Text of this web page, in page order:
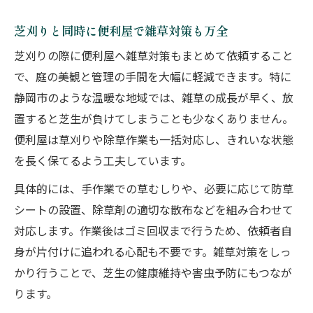
芝刈りと同時に便利屋で雑草対策も万全
芝刈りの際に便利屋へ雑草対策もまとめて依頼すること
で、庭の美観と管理の手間を大幅に軽減できます。特に
静岡市のような温暖な地域では、雑草の成長が早く、放
置すると芝生が負けてしまうことも少なくありません。
便利屋は草刈りや除草作業も一括対応し、きれいな状態
を長く保てるよう工夫しています。
具体的には、手作業での草むしりや、必要に応じて防草
シートの設置、除草剤の適切な散布などを組み合わせて
対応します。作業後はゴミ回収まで行うため、依頼者自
身が片付けに追われる心配も不要です。雑草対策をしっ
かり行うことで、芝生の健康維持や害虫予防にもつなが
ります。